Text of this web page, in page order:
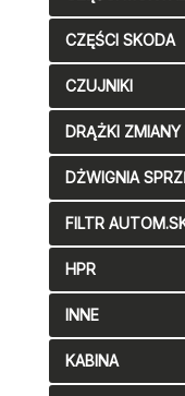
CZĘŚCI SKODA
CZUJNIKI
DRĄŻKI ZMIANY
DŻWIGNIA
FILTR
HPR
INNE
KABINA